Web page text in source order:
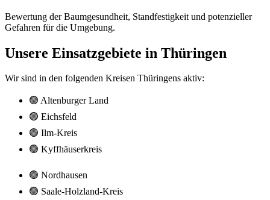
Bewertung der Baumgesundheit, Standfestigkeit und potenzieller
Gefahren für die Umgebung.
Unsere Einsatzgebiete in Thüringen
Wir sind in den folgenden Kreisen Thüringens aktiv:
🟢 Altenburger Land
🟢 Eichsfeld
🟢 Ilm-Kreis
🟢 Kyffhäuserkreis
🟢 Nordhausen
🟢 Saale-Holzland-Kreis